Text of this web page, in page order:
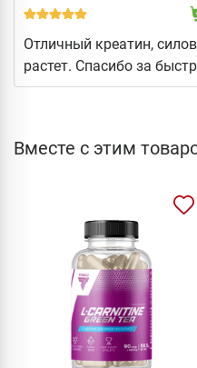
Отличный креатин,
растет. Спасибо за
Вместе с этим